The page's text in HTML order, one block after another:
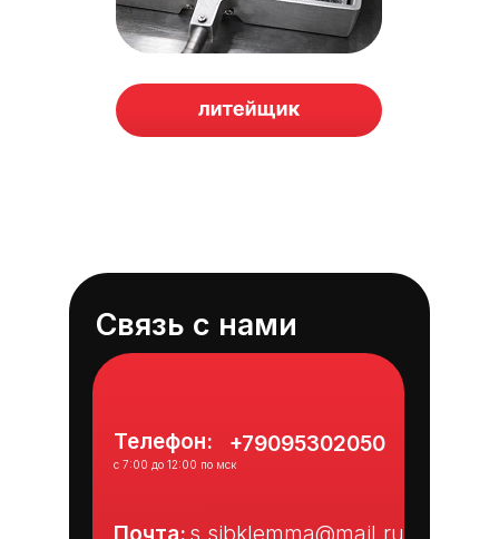
Связь с нами
Телефон: +79095302050
с 7:00 до 12:00 по мск